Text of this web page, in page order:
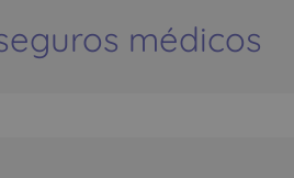
médicos